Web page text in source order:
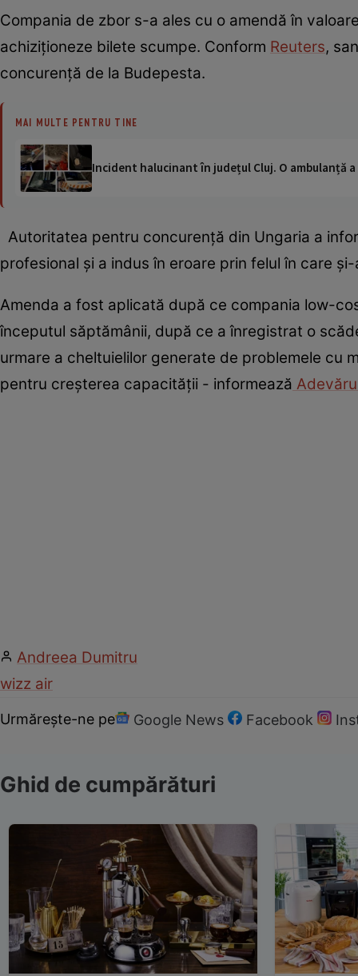
Compania de zbor s-a ales cu o amendă în
achiziționeze bilete scumpe. Conform Reuters,
concurență de la Budepesta.
MAI MULTE PENTRU TINE
Incident halucinant în județul Cluj. O ambulanță
Autoritatea pentru concurență din Ungaria a
profesional și a indus în eroare prin felul în care
Amenda a fost aplicată după ce compania low-
începutul săptămânii, după ce a înregistrat o
urmare a cheltuielilor generate de problemele cu
pentru creșterea capacității - informează
Andreea Dumitru
wizz air
Urmărește-ne pe Google News Facebook
Ghid de cumpărături